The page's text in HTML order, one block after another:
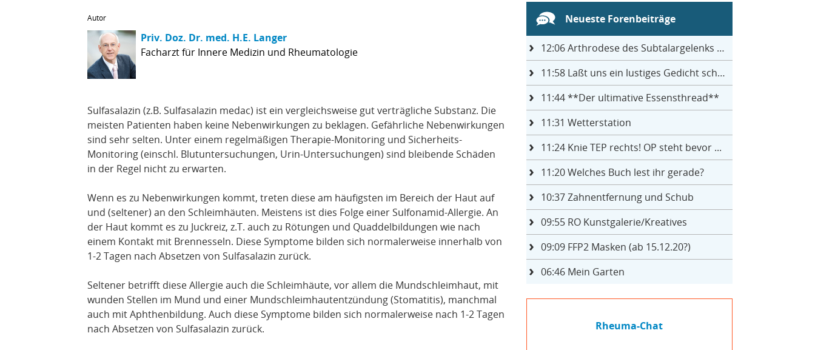
Autor
Priv. Doz. Dr. med. H.E. Langer
Facharzt für Innere Medizin und Rheumatologie
Sulfasalazin (z.B. Sulfasalazin medac) ist ein vergleichsweise gut verträgliche Substanz. Die
meisten Patienten haben keine Nebenwirkungen zu beklagen. Gefährliche Nebenwirkungen
sind sehr selten. Unter einem regelmäßigen Therapie-Monitoring und Sicherheits-
Monitoring (einschl. Blutuntersuchungen, Urin-Untersuchungen) sind bleibende Schäden
in der Regel nicht zu erwarten.
Wenn es zu Nebenwirkungen kommt, treten diese am häufigsten im Bereich der Haut auf
und (seltener) an den Schleimhäuten. Meistens ist dies Folge einer Sulfonamid-Allergie. An
der Haut kommt es zu Juckreiz, z.T. auch zu Rötungen und Quaddelbildungen wie nach
einem Kontakt mit Brennesseln. Diese Symptome bilden sich normalerweise innerhalb von
1-2 Tagen nach Absetzen von Sulfasalazin zurück.
Seltener betrifft diese Allergie auch die Schleimhäute, vor allem die Mundschleimhaut, mit
wunden Stellen im Mund und einer Mundschleimhautentzündung (Stomatitis), manchmal
auch mit Aphthenbildung. Auch diese Symptome bilden sich normalerweise nach 1-2 Tagen
nach Absetzen von Sulfasalazin zurück.
Neueste Forenbeiträge
12:06Arthrodese des Subtalargelenks mit 27
11:58Laßt uns ein lustiges Gedicht schreiben- jeder einen Satz
11:44**Der ultimative Essensthread**
11:31 Wetterstation
11:24Knie TEP rechts! OP steht bevor ...
11:20Welches Buch lest ihr gerade?
10:37Zahnentfernung und Schub
09:55RO Kunstgalerie/Kreatives
09:09FFP2 Masken (ab 15.12.20?)
06:46Mein Garten
Rheuma-Chat